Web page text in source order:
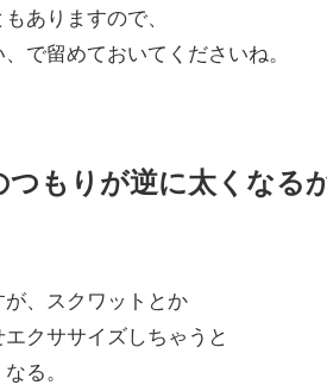
ありますので、
で留めておいてくださいね。
つもりが逆に太くなる
、スクワットとか
クササイズしちゃうと
る。